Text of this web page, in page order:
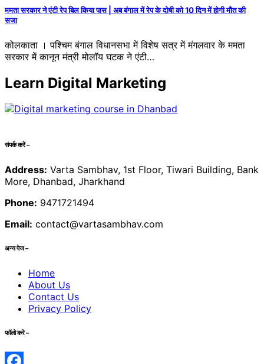
ममता सरकार ने एंटी रेप बिल किया पास | अब बंगाल में रेप के दोषी को 10 दिन में होगी मौत की
सजा
कोलकाता । पश्चिम बंगाल विधानसभा में विशेष सत्र में मंगलवार के ममता
सरकार में कानून मंत्री मोलॉय घटक ने एंटी…
Learn Digital Marketing
संपर्क करें –
Address: Varta Sambhav, 1st Floor, Tiwari Building, Bank
More, Dhanbad, Jharkhand
Phone: 9471721494
Email: contact@vartasambhav.com
अन्य पेज –
Home
About Us
Contact Us
Privacy Policy
फॉलो करे –